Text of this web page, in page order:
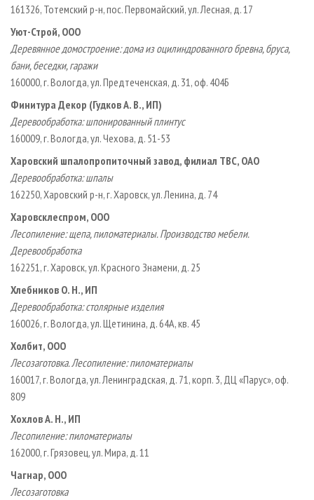
161326, Тотемский р­-н, пос. Первомайский, ул. Лесная, д. 17
Уют­-Строй, ООО
Деревянное домостроение: дома из оцилиндрованного бревна, бруса,
бани, беседки, гаражи
160000, г. Вологда, ул. Предтеченская, д. 31, оф. 404Б
Финитура Декор (Гудков А. В., ИП)
Деревообработка: шпонированный плинтус
160009, г. Вологда, ул. Чехова, д. 51-53
Харовский шпалопропиточный завод, филиал ТВС, ОАО
Деревообработка: шпалы
162250, Харовский р­-н, г. Харовск, ул. Ленина, д. 74
Харовсклеспром, ООО
Лесопиление: щепа, пиломатериалы. Производство мебели.
Деревообработка
162251, г. Харовск, ул. Красного Знамени, д. 25
Хлебников О. Н., ИП
Деревообработка: столярные изделия
160026, г. Вологда, ул. Щетинина, д. 64А, кв. 45
Холбит, ООО
Лесозаготовка. Лесопиление: пиломатериалы
160017, г. Вологда, ул. Ленинградская, д. 71, корп. 3, ДЦ «Парус», оф.
809
Хохлов А. Н., ИП
Лесопиление: пиломатериалы
162000, г. Грязовец, ул. Мира, д. 11
Чагнар, ООО
Лесозаготовка